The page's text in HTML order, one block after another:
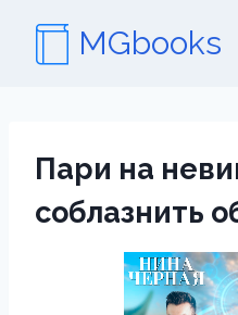
содержимому
MGbooks
Пари на
соблазнить